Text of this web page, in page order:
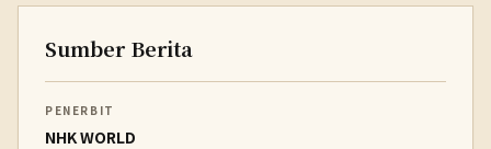
Sumber Berita
PENERBIT
NHK WORLD